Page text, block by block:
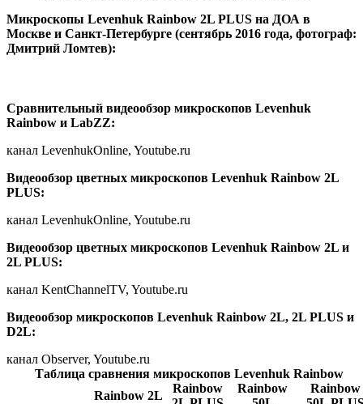
Микроскопы Levenhuk Rainbow 2L PLUS на ДОА в
Москве и Санкт-Петербурге (сентябрь 2016 года, фотограф:
Дмитрий Ломтев):
Сравнительный видеообзор микроскопов Levenhuk
Rainbow и LabZZ:
канал LevenhukOnline, Youtube.ru
Видеообзор цветных микроскопов Levenhuk Rainbow 2L
PLUS:
канал LevenhukOnline, Youtube.ru
Видеообзор цветных микроскопов Levenhuk Rainbow 2L и
2L PLUS:
канал KentChannelTV, Youtube.ru
Видеообзор микроскопов Levenhuk Rainbow 2L, 2L PLUS и
D2L:
канал Observer, Youtube.ru
Таблица сравнения микроскопов Levenhuk Rainbow
Rainbow 2L
Rainbow
Rainbow
Rainbow